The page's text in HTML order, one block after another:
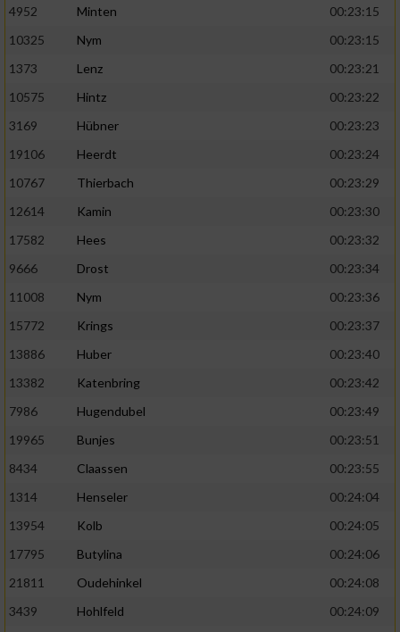
4952
Minten
00:23:15
10325
Nym
00:23:15
1373
Lenz
00:23:21
10575
Hintz
00:23:22
3169
Hübner
00:23:23
19106
Heerdt
00:23:24
10767
Thierbach
00:23:29
12614
Kamin
00:23:30
17582
Hees
00:23:32
9666
Drost
00:23:34
11008
Nym
00:23:36
15772
Krings
00:23:37
13886
Huber
00:23:40
13382
Katenbring
00:23:42
7986
Hugendubel
00:23:49
19965
Bunjes
00:23:51
8434
Claassen
00:23:55
1314
Henseler
00:24:04
13954
Kolb
00:24:05
17795
Butylina
00:24:06
21811
Oudehinkel
00:24:08
3439
Hohlfeld 00:24:09